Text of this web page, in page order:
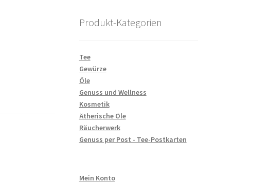
Produkt-Kategorien
Tee
Gewürze
Öle
Genuss und Wellness
Kosmetik
Ätherische Öle
Räucherwerk
Genuss per Post - Tee-Postkarten
Mein Konto